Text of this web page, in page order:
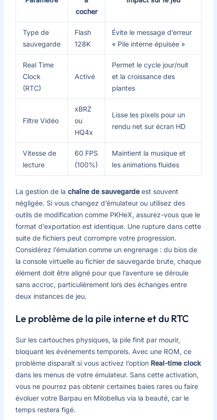
cocher
Type de
sauvegarde
Flash
128K
Évite le message d’erreur
« Pile interne épuisée »
Real Time
Clock
(RTC)
Activé
Permet le cycle jour/nuit
et la croissance des
plantes
Filtre Vidéo
xBRZ
ou
HQ4x
Lisse les pixels pour un
rendu net sur écran HD
Vitesse de
lecture
60 FPS
(100%)
Maintient la musique et
les animations fluides
La gestion de la chaîne de sauvegardeest souvent
négligée. Si vous changez d’émulateur ou utilisez des
outils de modification comme PKHeX, assurez-vous que le
format d’exportation est identique. Une rupture dans cette
suite de fichiers peut corrompre votre progression.
Considérez l’émulation comme un engrenage : du bios de
la console virtuelle au fichier de sauvegarde brute, chaque
élément doit être aligné pour que l’aventure se déroule
sans accroc, particulièrement lors des échanges entre
deux instances de jeu.
Le problème de la pile interne et du RTC
Sur les cartouches physiques, la pile finit par mourir,
bloquant les événements temporels. Avec une ROM, ce
problème disparaît si vous activez l’option Real-time clock
dans les menus de votre émulateur. Sans cette activation,
vous ne pourrez pas obtenir certaines baies rares ou faire
évoluer votre Barpau en Milobellus via la beauté, car le
temps restera figé.